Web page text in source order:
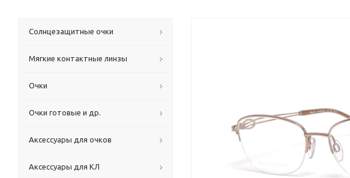
Солнцезащитные очки
Мягкие контактные линзы
Очки
Очки готовые и др.
Аксессуары для очков
Аксессуары для КЛ